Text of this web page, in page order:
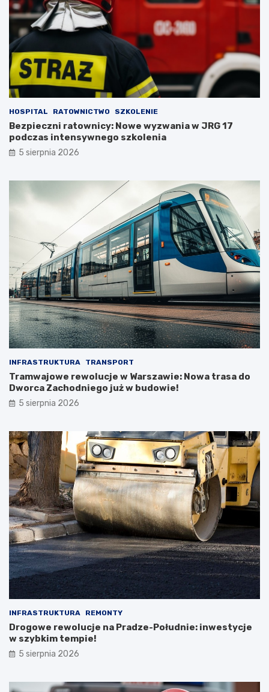
HOSPITAL RATOWNICTWO SZKOLENIE
Bezpieczni ratownicy: Nowe wyzwania w JRG 17
podczas intensywnego szkolenia
5 sierpnia 2026
INFRASTRUKTURA TRANSPORT
Tramwajowe rewolucje w Warszawie: Nowa trasa do
Dworca Zachodniego już w budowie!
5 sierpnia 2026
INFRASTRUKTURA REMONTY
Drogowe rewolucje na Pradze-Południe: inwestycje
w szybkim tempie!
5 sierpnia 2026